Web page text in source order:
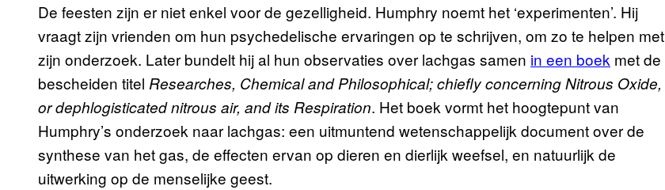
De feesten zijn er niet enkel voor de gezelligheid. Humphry noemt het ‘experimenten’. Hij
vraagt zijn vrienden om hun psychedelische ervaringen op te schrijven, om zo te helpen met
zijn onderzoek. Later bundelt hij al hun observaties over lachgas samen in een boek met de
bescheiden titel Researches, Chemical and Philosophical; chiefly concerning Nitrous Oxide,
or dephlogisticated nitrous air, and its Respiration. Het boek vormt het hoogtepunt van
Humphry’s onderzoek naar lachgas: een uitmuntend wetenschappelijk document over de
synthese van het gas, de effecten ervan op dieren en dierlijk weefsel, en natuurlijk de
uitwerking op de menselijke geest.